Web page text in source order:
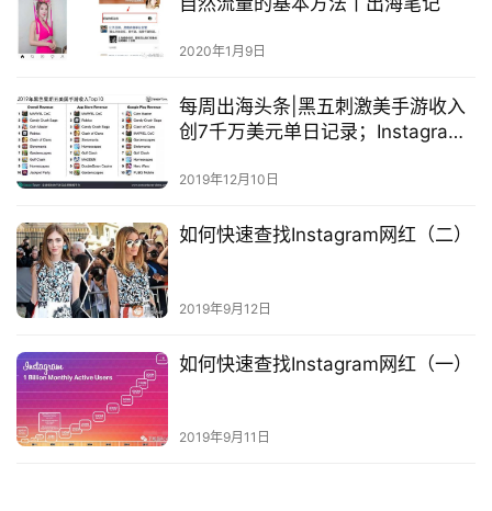
首
页
推
广
运
营
实
战
分
享
2020年1月9日
每周出海头条|黑五刺激美手游收入
创7千万美元单日记录；Instagram
自定义受众事件
2019年12月10日
如何快速查找Instagram网红（二）
2019年9月12日
如何快速查找Instagram网红（一）
2019年9月11日